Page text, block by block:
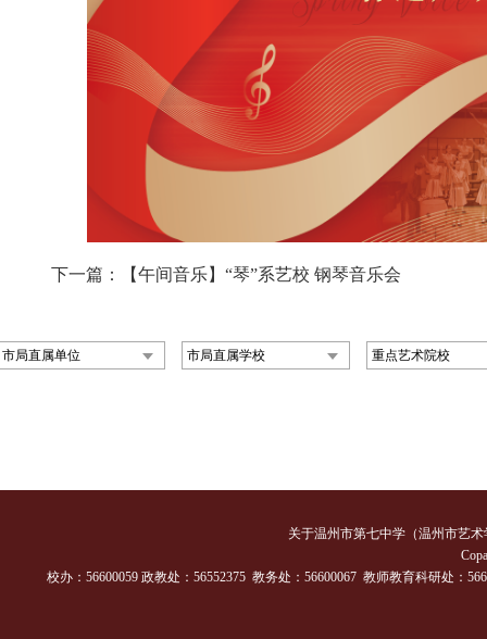
下一篇：【午间音乐】“琴”系艺校 钢琴音乐会
市局直属单位 市局直属学校 重点艺术院校
关于温州市第七中学（温州市艺
校办：56600059 政教处：56552375 教务处：56600067 教师教育科研处：